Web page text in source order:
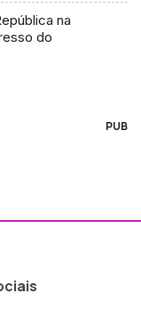
na
do
PUB